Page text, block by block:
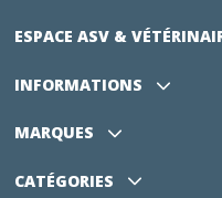
ESPACE ASV &
INFORMATIONS
MARQUES
CATÉGORIES